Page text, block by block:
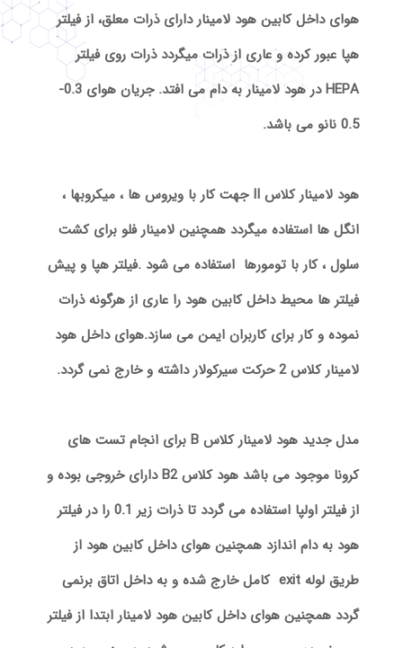
هوای داخل کابین هود لامینار دارای ذرات معلق، از فیلتر
هپا عبور کرده و عاری از ذرات میگردد ذرات روی فیلتر
HEPA در هود لامینار به دام می افتد. جریان هوای 0.3-
0.5 نانو می باشد.
هود لامینار کلاس II جهت کار با ویروس ها ، میکروبها ،
انگل ها استفاده میگردد همچنین لامینار فلو برای کشت
سلول ، کار با تومورها استفاده می شود .فیلتر هپا و پیش
فیلتر ها محیط داخل کابین هود را عاری از هرگونه ذرات
نموده و کار برای کاربران ایمن می سازد.هوای داخل هود
لامینار کلاس 2 حرکت سیرکولار داشته و خارج نمی گردد.
مدل جدید هود لامینار کلاس B برای انجام تست های
کرونا موجود می باشد هود کلاس B2 دارای خروجی بوده و
از فیلتر اولپا استفاده می گردد تا ذرات زیر 0.1 را در فیلتر
هود به دام اندازد همچنین هوای داخل کابین هود از
طریق لوله exit کامل خارج شده و به داخل اتاق برنمی
گردد همچنین هوای داخل کابین هود لامینار ابتدا از فیلتر